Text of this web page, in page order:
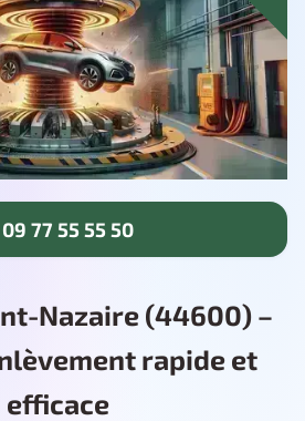
Nazaire (44600) –
rapide et
efficace
77 55 55 50